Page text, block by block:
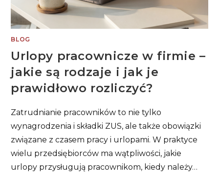
BLOG
Urlopy pracownicze w firmie –
jakie są rodzaje i jak je
prawidłowo rozliczyć?
Zatrudnianie pracowników to nie tylko
wynagrodzenia i składki ZUS, ale także obowiązki
związane z czasem pracy i urlopami. W praktyce
wielu przedsiębiorców ma wątpliwości, jakie
urlopy przysługują pracownikom, kiedy należy…